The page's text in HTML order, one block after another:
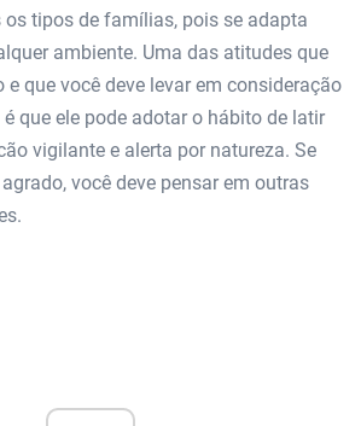
tipos de famílias, pois se adapta
ambiente. Uma das atitudes que
que você deve levar em consideração
que ele pode adotar o hábito de latir
vigilante e alerta por natureza. Se
você deve pensar em outras